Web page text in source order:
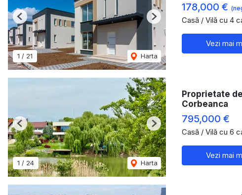
1 / 21 Harta
Previous Next
178,000 €
Casă / Vilă cu 4
Vezi mai
1 / 24 Harta
Previous Next
Proprietate
Corbeanca
795,000 €
Casă / Vilă cu 6
Vezi mai